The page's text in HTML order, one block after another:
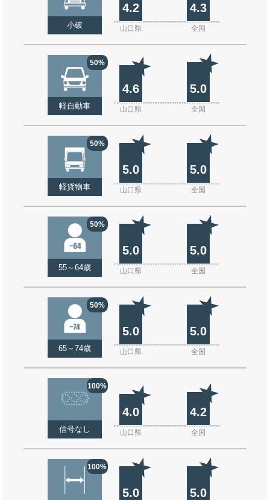
小破
4.2 4.3
山口県 全国
50%
軽自動車
4.6 5.0
山口県 全国
50%
軽貨物車
5.0 5.0
山口県 全国
50%
55～64歳
5.0 5.0
山口県 全国
50%
65～74歳
5.0 5.0
山口県 全国
100%
信号なし
4.0 4.2
山口県 全国
100%
5.0 5.0